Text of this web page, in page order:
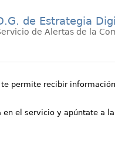
de Estrategia
de Alertas de la
te permite recibir
en el servicio y apúntate a